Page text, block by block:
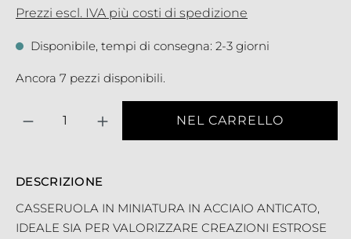
Prezzi escl. IVA più costi di spedizione
Disponibile, tempi di consegna: 2-3 giorni
Ancora 7 pezzi disponibili.
NEL CARRELLO
DESCRIZIONE
CASSERUOLA IN MINIATURA IN ACCIAIO ANTICATO,
IDEALE SIA PER VALORIZZARE CREAZIONI ESTROSE